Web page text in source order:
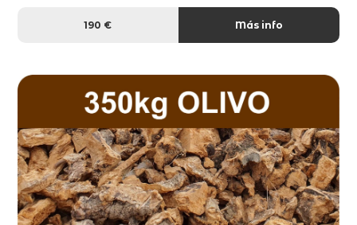
190 € Más info